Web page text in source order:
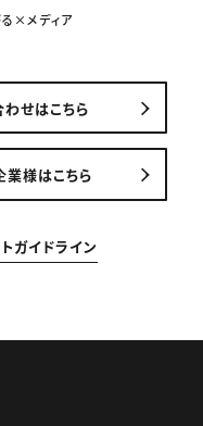
×メディア
せはこちら
業様はこちら
ガイドライン